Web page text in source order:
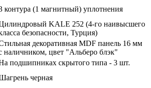
контура (1 магнитный) уплотнения
KALE 252 (4-го наивысшего
безопасности, Турция)
декоративная MDF панель 16 мм
наличником, цвет "Альберо блэк"
подшипниках скрытого типа - 3 шт.
черная